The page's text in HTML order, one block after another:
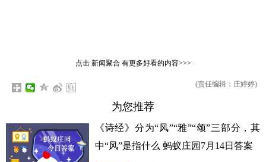
点击 新闻聚合有更多好看的内容>>>
(责任编辑：庄婷婷)
为您推荐
《诗经》分为“风”“雅”“颂”三部分，其
中“风”是指什么 蚂蚁庄园7月14日答案